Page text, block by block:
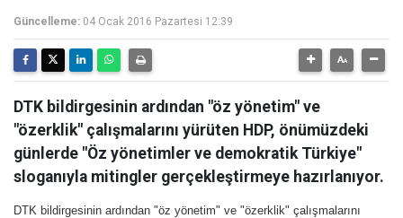
Güncelleme: 04 Ocak 2016 Pazartesi 12:39
DTK bildirgesinin ardından "öz yönetim" ve
"özerklik" çalışmalarını yürüten HDP, önümüzdeki
günlerde "Öz yönetimler ve demokratik Türkiye"
sloganıyla mitingler gerçekleştirmeye hazırlanıyor.
DTK bildirgesinin ardından "öz yönetim" ve "özerklik" çalışmalarını